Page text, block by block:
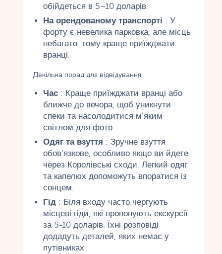
обійдеться в 5–10 доларів.
На орендованому транспорті : У
форту є невелика парковка, але місць
небагато, тому краще приїжджати
вранці.
Декілька порад для відвідування:
Час: Краще приїжджати вранці або
ближче до вечора, щоб уникнути
спеки та насолодитися м’яким
світлом для фото.
Одяг та взуття : Зручне взуття
обов’язкове, особливо якщо ви йдете
через Королівські сходи. Легкий одяг
та капелюх допоможуть впоратися із
сонцем.
Гід: Біля входу часто чергують
місцеві гіди, які пропонують екскурсії
за 5-10 доларів. Їхні розповіді
додадуть деталей, яких немає у
путівниках.